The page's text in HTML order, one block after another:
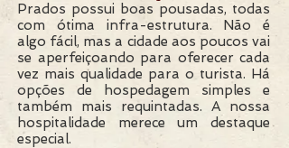
Prados possui boas pousadas, todas
com ótima infra-estrutura. Não é
algo fácil, mas a cidade aos poucos vai
se aperfeiçoando para oferecer cada
vez mais qualidade para o turista. Há
opções de hospedagem simples e
também mais requintadas. A nossa
hospitalidade merece um destaque
especial.